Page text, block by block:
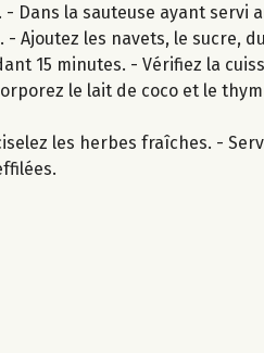
- Dans la sauteuse ayant servi
Ajoutez les navets, le sucre,
15 minutes. - Vérifiez la
le lait de coco et le
les herbes fraîches. -